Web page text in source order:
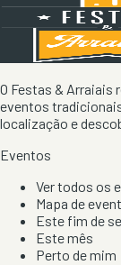
O Festas & Arraiais
eventos
localização e
Eventos
Ver todos os
Mapa de
Este fim de
Este mês
Perto de mim